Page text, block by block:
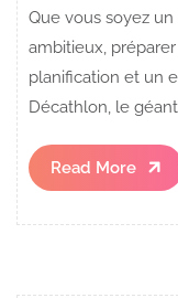
Que vous soyez
ambitieux,
planification et un
Décathlon, le
Read More